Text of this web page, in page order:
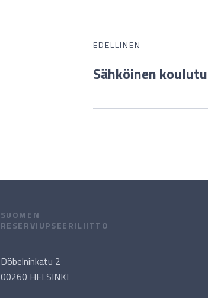
EDELLINEN
Sähköinen
SUOMEN
RESERVIUPSEERILIITTO
Döbelninkatu 2
00260 HELSINKI